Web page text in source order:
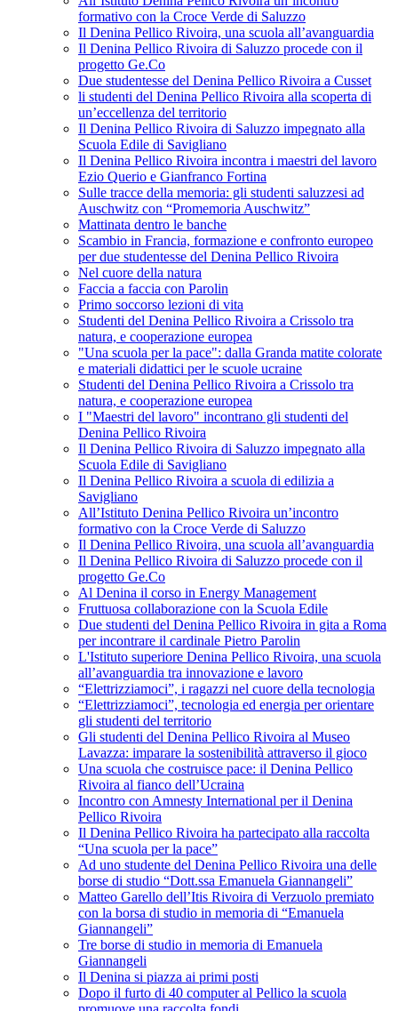
formativo con la Croce Verde di Saluzzo
Il Denina Pellico Rivoira, una scuola all’avanguardia
Il Denina Pellico Rivoira di Saluzzo procede con il
progetto Ge.Co
Due studentesse del Denina Pellico Rivoira a Cusset
li studenti del Denina Pellico Rivoira alla scoperta di
un’eccellenza del territorio
Il Denina Pellico Rivoira di Saluzzo impegnato alla
Scuola Edile di Savigliano
Il Denina Pellico Rivoira incontra i maestri del lavoro
Ezio Querio e Gianfranco Fortina
Sulle tracce della memoria: gli studenti saluzzesi ad
Auschwitz con “Promemoria Auschwitz”
Mattinata dentro le banche
Scambio in Francia, formazione e confronto europeo
per due studentesse del Denina Pellico Rivoira
Nel cuore della natura
Faccia a faccia con Parolin
Primo soccorso lezioni di vita
Studenti del Denina Pellico Rivoira a Crissolo tra
natura, e cooperazione europea
"Una scuola per la pace": dalla Granda matite colorate
e materiali didattici per le scuole ucraine
Studenti del Denina Pellico Rivoira a Crissolo tra
natura, e cooperazione europea
I "Maestri del lavoro" incontrano gli studenti del
Denina Pellico Rivoira
Il Denina Pellico Rivoira di Saluzzo impegnato alla
Scuola Edile di Savigliano
Il Denina Pellico Rivoira a scuola di edilizia a
Savigliano
All’Istituto Denina Pellico Rivoira un’incontro
formativo con la Croce Verde di Saluzzo
Il Denina Pellico Rivoira, una scuola all’avanguardia
Il Denina Pellico Rivoira di Saluzzo procede con il
progetto Ge.Co
Al Denina il corso in Energy Management
Fruttuosa collaborazione con la Scuola Edile
Due studenti del Denina Pellico Rivoira in gita a Roma
per incontrare il cardinale Pietro Parolin
L'Istituto superiore Denina Pellico Rivoira, una scuola
all’avanguardia tra innovazione e lavoro
“Elettrizziamoci”, i ragazzi nel cuore della tecnologia
“Elettrizziamoci”, tecnologia ed energia per orientare
gli studenti del territorio
Gli studenti del Denina Pellico Rivoira al Museo
Lavazza: imparare la sostenibilità attraverso il gioco
Una scuola che costruisce pace: il Denina Pellico
Rivoira al fianco dell’Ucraina
Incontro con Amnesty International per il Denina
Pellico Rivoira
Il Denina Pellico Rivoira ha partecipato alla raccolta
“Una scuola per la pace”
Ad uno studente del Denina Pellico Rivoira una delle
borse di studio “Dott.ssa Emanuela Giannangeli”
Matteo Garello dell’Itis Rivoira di Verzuolo premiato
con la borsa di studio in memoria di “Emanuela
Giannangeli”
Tre borse di studio in memoria di Emanuela
Giannangeli
Il Denina si piazza ai primi posti
Dopo il furto di 40 computer al Pellico la scuola